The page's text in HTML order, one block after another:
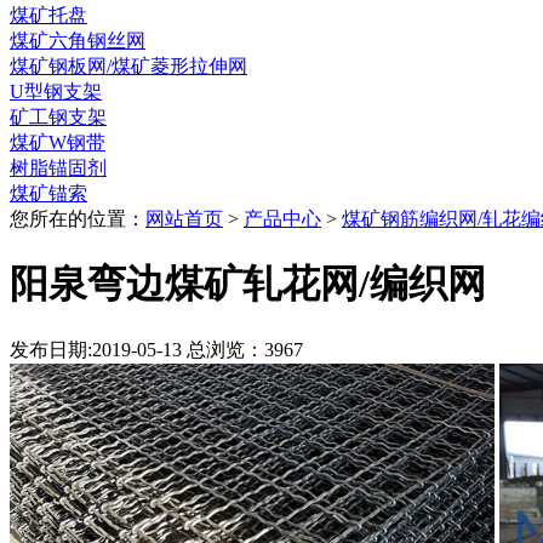
煤矿托盘
煤矿六角钢丝网
煤矿钢板网/煤矿菱形拉伸网
U型钢支架
矿工钢支架
煤矿W钢带
树脂锚固剂
煤矿锚索
您所在的位置： 网站首页 > 产品中心 > 煤矿钢筋编织网/轧花
阳泉弯边煤矿轧花网/编织网
发布日期:2019-05-13 总浏览： 3967